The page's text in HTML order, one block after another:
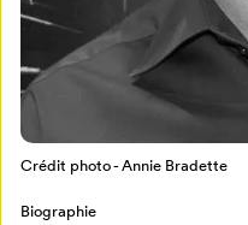
Programmation
Billetterie
Crédit photo - Annie Bradette
Biographie
Pour
connectez-vous